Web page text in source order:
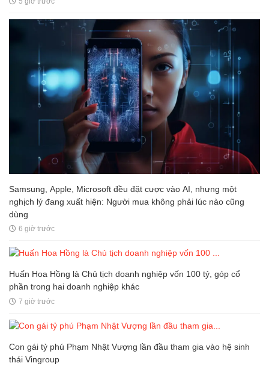
Samsung, Apple, Microsoft đều đặt cược vào AI, nhưng một
nghịch lý đang xuất hiện: Người mua không phải lúc nào cũng
dùng
6 giờ trước
Huấn Hoa Hồng là Chủ tịch doanh nghiệp vốn 100 tỷ, góp cổ
phần trong hai doanh nghiệp khác
7 giờ trước
Con gái tỷ phú Phạm Nhật Vượng lần đầu tham gia vào hệ sinh
thái Vingroup